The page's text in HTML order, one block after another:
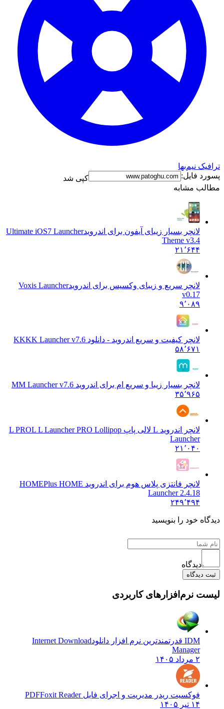
نیم‌بها
فایل:
کپی شد
مشابه
لانچر بسیار زیبای آیفون برای اندرویدUltimate iOS7 Launcher
Theme v3.4
۲۱٬۶۴۴
لانچر سریع و زیبای وکسیس برای اندرویدVoxis Launcher
v0.17
۹٬۰۸۹
لانچر کیفیت و سریع اندروید - دانلود KKKK Launcher v7.6
۵۸٬۶۷۱
لانچر بسیار زیبا و سریع ام برای اندروید MM Launcher v7.6
۳۵٬۹۶۵
لانچر اندروید L لالی پاپ L PRO
L L Launcher PRO Lollipop
Launcher
۲۱٬۰۴۰
لانچر فانتزی پلاس هوم برای اندروید HOMEPlus HOME
Launcher 2.4.18
۲۴۹٬۴۹۴
خود را بنویسید
دیدگاه
ثبت دیدگاه
نرم‌افزارهای کاربردی
IDM قدرتمندترین نرم افزار دانلود
Internet Download
Manager
فوکسیت ریدر مدیریت و اجرای فایل PDF Foxit Reader
۱۴ تیر ۱۴۰۵